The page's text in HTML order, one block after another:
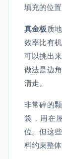
填充的位
真金板 质
效率比有
可以挑出
做法是边
清走。
非常碎的
袋，用在
位。但这
料约束整